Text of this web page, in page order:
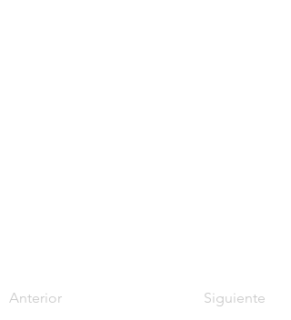
Anterior Siguiente